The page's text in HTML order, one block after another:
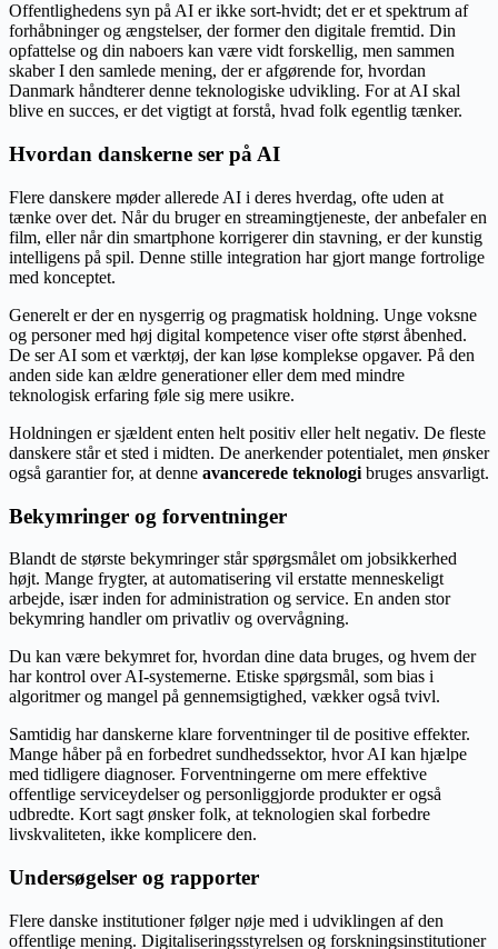
Offentlighedens syn på AI er ikke sort-hvidt; det er et spektrum af
forhåbninger og ængstelser, der former den digitale fremtid. Din
opfattelse og din naboers kan være vidt forskellig, men sammen
skaber I den samlede mening, der er afgørende for, hvordan
Danmark håndterer denne teknologiske udvikling. For at AI skal
blive en succes, er det vigtigt at forstå, hvad folk egentlig tænker.
Hvordan danskerne ser på AI
Flere danskere møder allerede AI i deres hverdag, ofte uden at
tænke over det. Når du bruger en streamingtjeneste, der anbefaler en
film, eller når din smartphone korrigerer din stavning, er der kunstig
intelligens på spil. Denne stille integration har gjort mange fortrolige
med konceptet.
Generelt er der en nysgerrig og pragmatisk holdning. Unge voksne
og personer med høj digital kompetence viser ofte størst åbenhed.
De ser AI som et værktøj, der kan løse komplekse opgaver. På den
anden side kan ældre generationer eller dem med mindre
teknologisk erfaring føle sig mere usikre.
Holdningen er sjældent enten helt positiv eller helt negativ. De fleste
danskere står et sted i midten. De anerkender potentialet, men ønsker
også garantier for, at denne avancerede teknologi bruges ansvarligt.
Bekymringer og forventninger
Blandt de største bekymringer står spørgsmålet om jobsikkerhed
højt. Mange frygter, at automatisering vil erstatte menneskeligt
arbejde, især inden for administration og service. En anden stor
bekymring handler om privatliv og overvågning.
Du kan være bekymret for, hvordan dine data bruges, og hvem der
har kontrol over AI-systemerne. Etiske spørgsmål, som bias i
algoritmer og mangel på gennemsigtighed, vækker også tvivl.
Samtidig har danskerne klare forventninger til de positive effekter.
Mange håber på en forbedret sundhedssektor, hvor AI kan hjælpe
med tidligere diagnoser. Forventningerne om mere effektive
offentlige serviceydelser og personliggjorde produkter er også
udbredte. Kort sagt ønsker folk, at teknologien skal forbedre
livskvaliteten, ikke komplicere den.
Undersøgelser og rapporter
Flere danske institutioner følger nøje med i udviklingen af den
offentlige mening. Digitaliseringsstyrelsen og forskningsinstitutioner